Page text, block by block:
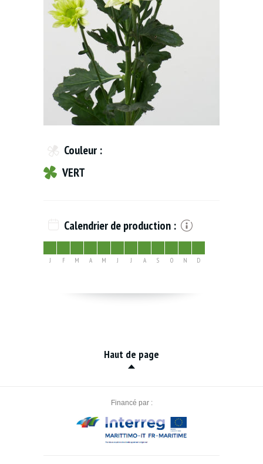
Couleur :
VERT
Calendrier de production :
J F M A M J J A S O N D
Haut de page
Financé par :